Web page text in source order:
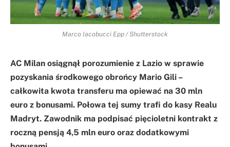
Marco Iacobucci Epp / Shutterstock
AC Milan osiągnął porozumienie z Lazio w sprawie
pozyskania środkowego obrońcy Mario Gili –
całkowita kwota transferu ma opiewać na 30 mln
euro z bonusami. Połowa tej sumy trafi do kasy Realu
Madryt. Zawodnik ma podpisać pięcioletni kontrakt z
roczną pensją 4,5 mln euro oraz dodatkowymi